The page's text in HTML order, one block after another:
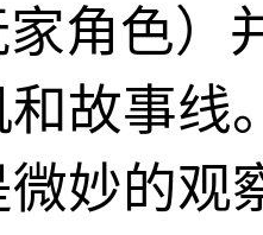
家角色）
故事线
妙的观